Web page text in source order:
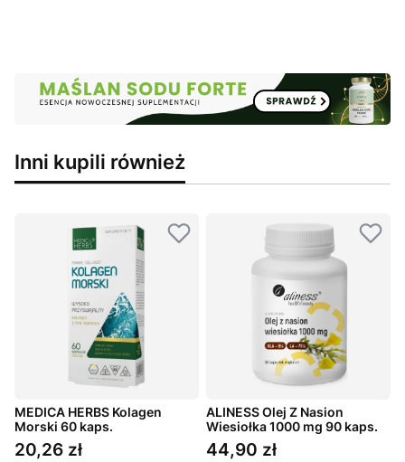
Inni kupili również
MEDICA HERBS Kolagen
Morski 60 kaps.
Cena
20,26 zł
ALINESS Olej Z Nasion
Wiesiołka 1000 mg 90 kaps.
Cena
44,90 zł